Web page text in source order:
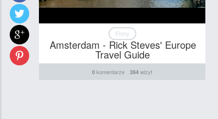
Filmy
Amsterdam - Rick Steves' Europe
Travel Guide
0 komentarze 264 wizyt